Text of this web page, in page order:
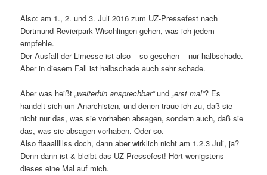
Also: am 1., 2. und 3. Juli 2016 zum UZ-Pressefest nach
Dortmund Revierpark Wischlingen gehen, was ich jedem
empfehle.
Der Ausfall der Limesse ist also – so gesehen – nur halbschade.
Aber in diesem Fall ist halbschade auch sehr schade.
Aber was heißt„weiterhin ansprechbar“und„erst mal“? Es
handelt sich um Anarchisten, und denen traue ich zu, daß sie
nicht nur das, was sie vorhaben absagen, sondern auch, daß sie
das, was sie absagen vorhaben. Oder so.
Also ffaaalllllss doch, dann aber wirklich nicht am 1.2.3 Juli, ja?
Denn dann ist & bleibt das UZ-Pressefest! Hört wenigstens
dieses eine Mal auf mich.